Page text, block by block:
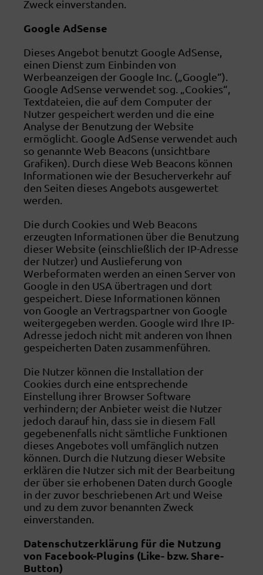
Zweck einverstanden.
Google AdSense
Dieses Angebot benutzt Google AdSense,
einen Dienst zum Einbinden von
Werbeanzeigen der Google Inc. („Google“).
Google AdSense verwendet sog. „Cookies“,
Textdateien, die auf dem Computer der
Nutzer gespeichert werden und die eine
Analyse der Benutzung der Website
ermöglicht. Google AdSense verwendet auch
so genannte Web Beacons (unsichtbare
Grafiken). Durch diese Web Beacons können
Informationen wie der Besucherverkehr auf
den Seiten dieses Angebots ausgewertet
werden.
Die durch Cookies und Web Beacons
erzeugten Informationen über die Benutzung
dieser Website (einschließlich der IP-Adresse
der Nutzer) und Auslieferung von
Werbeformaten werden an einen Server von
Google in den USA übertragen und dort
gespeichert. Diese Informationen können
von Google an Vertragspartner von Google
weitergegeben werden. Google wird Ihre IP-
Adresse jedoch nicht mit anderen von Ihnen
gespeicherten Daten zusammenführen.
Die Nutzer können die Installation der
Cookies durch eine entsprechende
Einstellung ihrer Browser Software
verhindern; der Anbieter weist die Nutzer
jedoch darauf hin, dass sie in diesem Fall
gegebenenfalls nicht sämtliche Funktionen
dieses Angebotes voll umfänglich nutzen
können. Durch die Nutzung dieser Website
erklären die Nutzer sich mit der Bearbeitung
der über sie erhobenen Daten durch Google
in der zuvor beschriebenen Art und Weise
und zu dem zuvor benannten Zweck
einverstanden.
Datenschutzerklärung für die Nutzung
von Facebook-Plugins (Like- bzw. Share-
Button)